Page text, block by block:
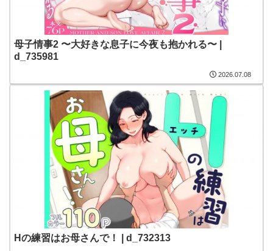
母子情事2 〜大好きな息子に今夜も抱かれる〜 |
d_735981
2026.07.08
Hの練習はお母さんで！ | d_732313